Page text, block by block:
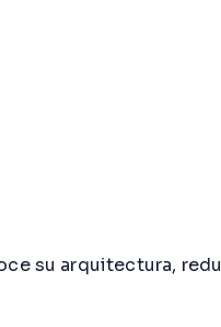
su arquitectura,